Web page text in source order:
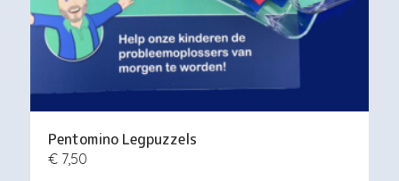
Pentomino Legpuzzels
€ 7,50